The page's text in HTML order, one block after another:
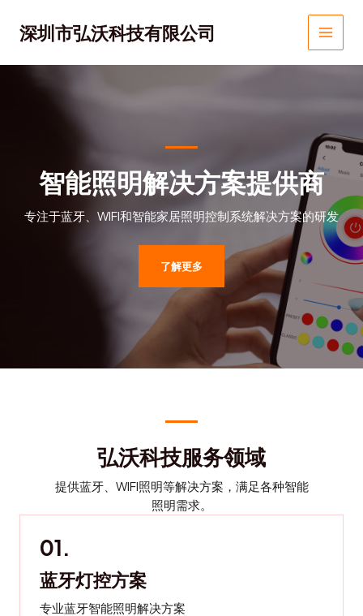
容
深圳市弘沃科技有限公司
MAIN
智能照明解决方案提供商
专注于蓝牙、WIFI和智能家居照明控制系统解决方案的研发
了解更多
弘沃科技服务领域
提供蓝牙、WIFI照明等解决方案，满足各种智能
照明需求。
01.
蓝牙灯控方案
专业蓝牙智能照明解决方案